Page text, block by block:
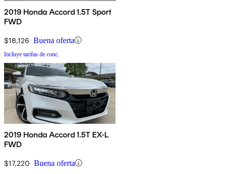
2019 Honda Accord 1.5T Sport
FWD
$18,126 Buena oferta
Incluye tarifas de conc.
2019 Honda Accord 1.5T EX-L
FWD
$17,220 Buena oferta